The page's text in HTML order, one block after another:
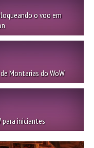
o voo em
Montarias do WoW
para iniciantes